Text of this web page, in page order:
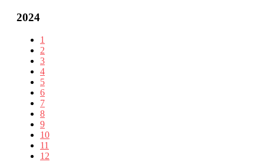
2024
1
2
3
4
5
6
7
8
9
10
11
12